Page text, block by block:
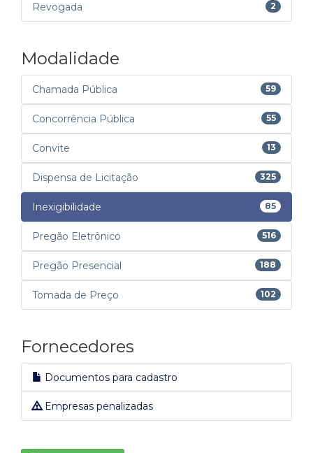
Revogada 2
Modalidade
Chamada Pública 59
Concorrência Pública 55
Convite 13
Dispensa de Licitação 325
Inexigibilidade 85
Pregão Eletrônico 516
Pregão Presencial 188
Tomada de Preço 102
Fornecedores
Documentos para cadastro
Empresas penalizadas